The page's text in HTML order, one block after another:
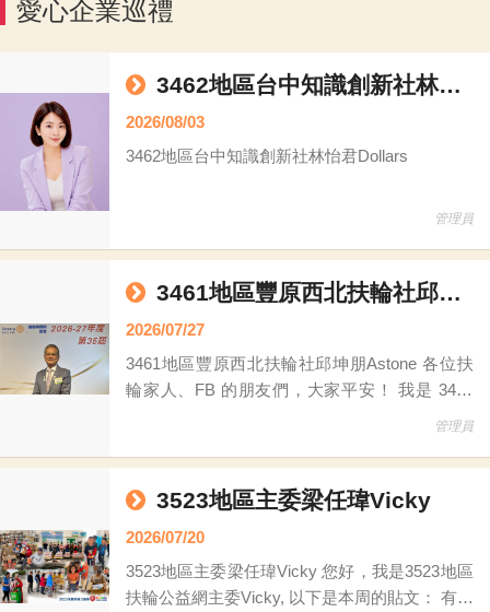
愛心企業巡禮
3462地區台中知識創新社林怡君Dollars
2026/08/03
3462地區台中知識創新社林怡君Dollars
管理員
3461地區豐原西北扶輪社邱坤朋Astone
2026/07/27
3461地區豐原西北扶輪社邱坤朋Astone 各位扶
輪家人、FB 的朋友們，大家平安！ 我是 3461
地區，豐原西北扶輪社的 邱坤朋 Astone。 這週
拿到了麥克風，不跟大家爆料一下公益網的「光
速魔法」，怎麼對得起這個頭銜呢？ *110台老
我們幹了一件大事：一口氣募集了 110
管理員
3523地區主委梁任瑋Vicky
2026/07/20
3523地區主委梁任瑋Vicky 您好，我是3523地區
扶輪公益網主委Vicky, 以下是本周的貼文： 有時